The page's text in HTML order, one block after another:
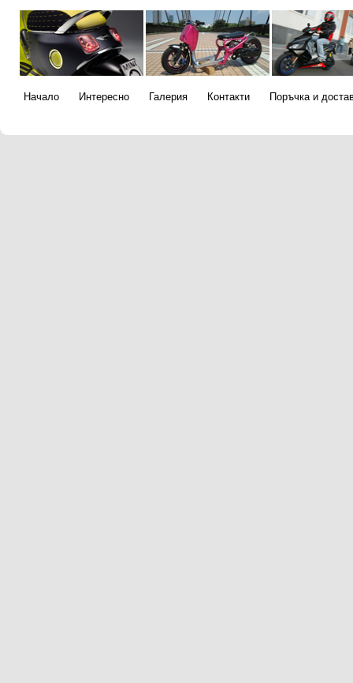
Начало Интересно Галерия Контакти Поръчка и